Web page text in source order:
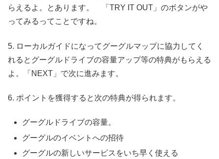
らえるよ。とあります。 「TRY IT OUT」のボタンがや
ってみるってことですね。
5. ローカルガイドになってグーグルマップに協力してく
れるとグーグルドライブの容量アップ等の特典がもらえる
よ。「NEXT」で次に進みます。
6. ポイントを獲得すると次の特典が得られます。
グーグルドライブの容量。
グーグルのイベントへの招待
グーグルの新しいサービスをいち早く使える